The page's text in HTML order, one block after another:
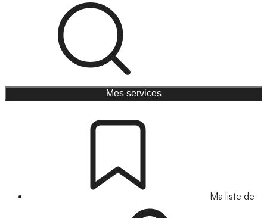
Mes services
Ma liste de